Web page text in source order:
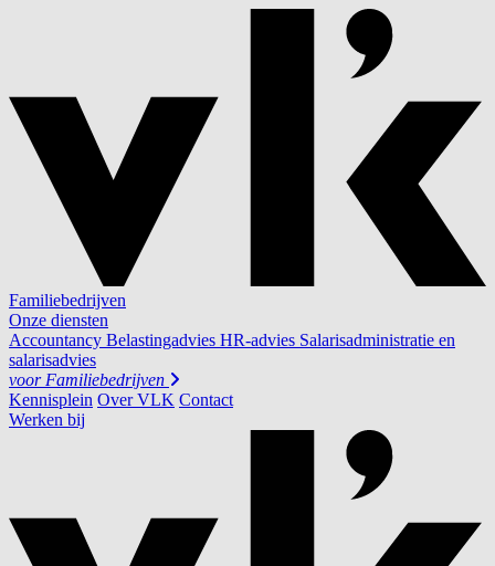
Familiebedrijven
Onze diensten
Accountancy Belastingadvies HR-advies Salarisadministratie en
salarisadvies
voor Familiebedrijven
Kennisplein Over VLK Contact
Werken bij